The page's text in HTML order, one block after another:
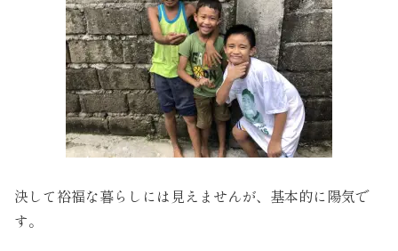
決して裕福な暮らしには見えませんが、基本的に陽気で
す。